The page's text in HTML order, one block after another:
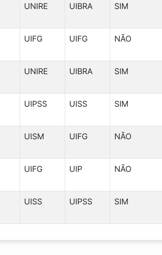
UNIRE UIBRA SIM
UIFG UIFG NÃO
UNIRE UIBRA SIM
UIPSS UISS SIM
UISM UIFG NÃO
UIFG UIP NÃO
UISS UIPSS SIM